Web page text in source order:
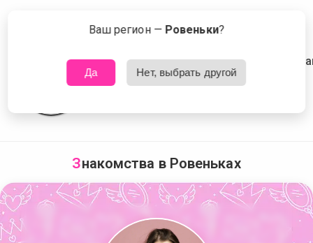
Сейчас знакомятся в Ровеньках Что это?
Знакомства в Ровеньках
Ваш регион — Ровеньки?
Да Нет, выбрать другой